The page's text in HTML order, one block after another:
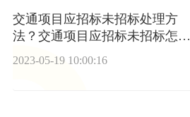
交通项目应招标未招标处理方
法？交通项目应招标未招标怎么
2023-05-19 10:00:16